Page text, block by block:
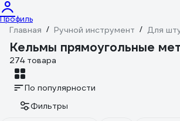
Профиль
Главная / Ручной инструмент / Для
Кельмы прямоугольные
274 товара
По популярности
Фильтры